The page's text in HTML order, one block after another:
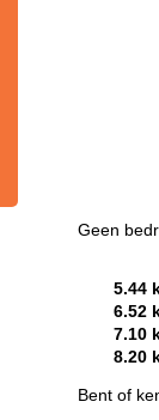
Geen
5.44
6.52
7.10
8.20
Bent of